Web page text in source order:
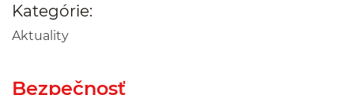
Kategórie:
Aktuality
Bezpečnosť